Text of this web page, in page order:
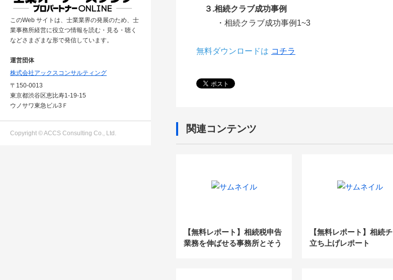
このWeb サイトは、士業業界の発展のため、士
業事務所経営に役立つ情報を読む・見る・聴く
などさまざまな形で発信しています。
運営団体
株式会社アックスコンサルティング
〒150-0013
東京都渋谷区恵比寿1-19-15
ウノサワ東急ビル3Ｆ
Copyright © ACCS Consulting Co., Ltd.
３.相続クラブ成功事例
・相続クラブ成功事例1~3
無料ダウンロードは コチラ
関連コンテンツ
【無料レポート】相続税申告
業務を伸ばせる事務所とそう
【無料レポート】相続
立ち上げレポート